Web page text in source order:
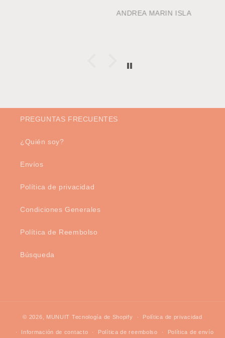
ANDREA MARIN ISLA
PREGUNTAS FRECUENTES
¿Quién soy?
Envíos
Política de privacidad
Condiciones Generales
Política de Reembolso
Búsqueda
© 2026, MUNUIT Tecnología de Shopify Política de privacidad
Información de contacto Política de reembolso Política de envío